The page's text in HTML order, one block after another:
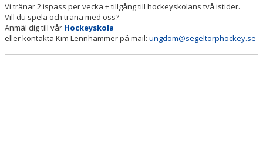
Vi tränar 2 ispass per vecka + tillgång till hockeyskolans två istider.
Vill du spela och träna med oss?
Anmäl dig till vår Hockeyskola
eller kontakta Kim Lennhammer på mail: ungdom@segeltorphockey.se